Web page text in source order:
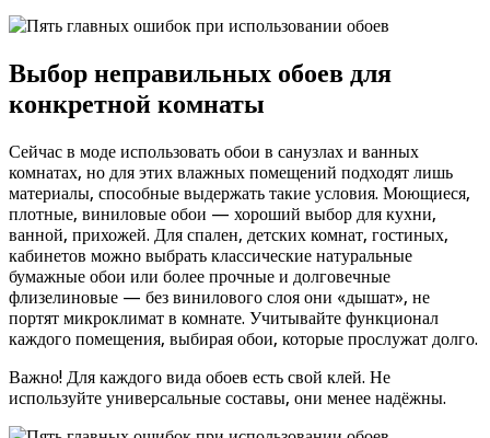
Выбор неправильных обоев для
конкретной комнаты
Сейчас в моде использовать обои в санузлах и ванных
комнатах, но для этих влажных помещений подходят лишь
материалы, способные выдержать такие условия. Моющиеся,
плотные, виниловые обои — хороший выбор для кухни,
ванной, прихожей. Для спален, детских комнат, гостиных,
кабинетов можно выбрать классические натуральные
бумажные обои или более прочные и долговечные
флизелиновые — без винилового слоя они «дышат», не
портят микроклимат в комнате. Учитывайте функционал
каждого помещения, выбирая обои, которые прослужат долго.
Важно! Для каждого вида обоев есть свой клей. Не
используйте универсальные составы, они менее надёжны.